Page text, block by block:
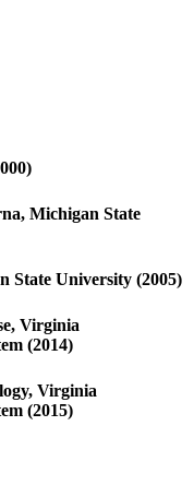
Michigan State
State University (2005)
Virginia
(2014)
Virginia
(2015)